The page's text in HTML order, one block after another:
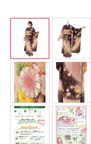
ジュニア着物レンタル
ジュニア洋装レンタル
ベビー洋装レンタル
紋付袴レンタル
留袖レンタル
男性礼装レンタル